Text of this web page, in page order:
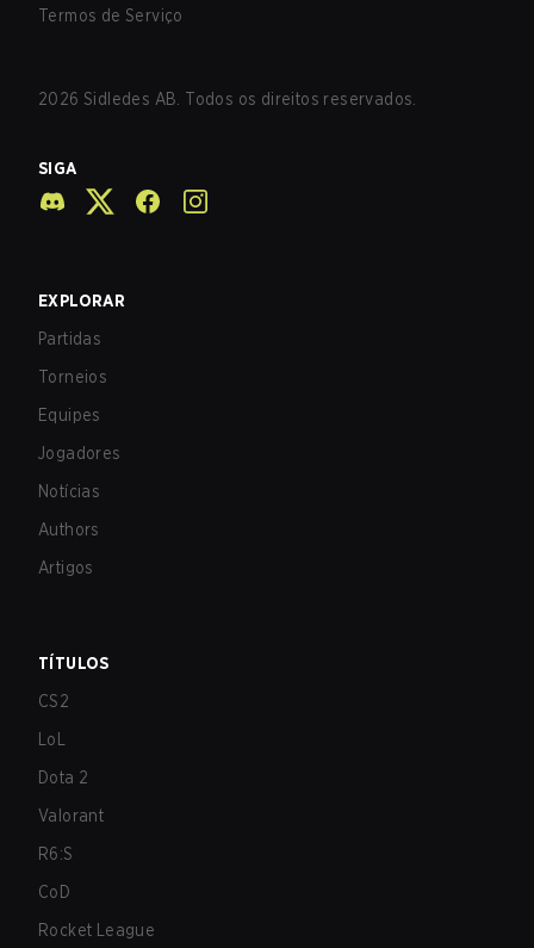
Termos de Serviço
2026 Sidledes AB. Todos os direitos reservados.
SIGA
EXPLORAR
Partidas
Torneios
Equipes
Jogadores
Notícias
Authors
Artigos
TÍTULOS
CS2
LoL
Dota 2
Valorant
R6:S
CoD
Rocket League